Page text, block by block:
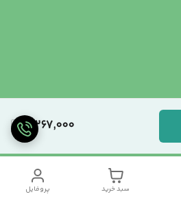
3,267,000
پروفایل سبد خرید